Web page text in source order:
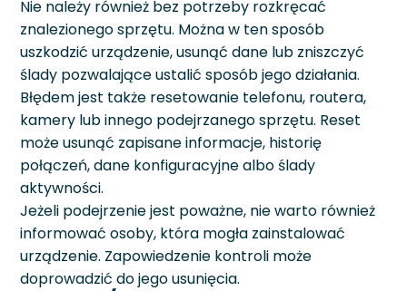
Nie należy również bez potrzeby rozkręcać
znalezionego sprzętu. Można w ten sposób
uszkodzić urządzenie, usunąć dane lub zniszczyć
ślady pozwalające ustalić sposób jego działania.
Błędem jest także resetowanie telefonu, routera,
kamery lub innego podejrzanego sprzętu. Reset
może usunąć zapisane informacje, historię
połączeń, dane konfiguracyjne albo ślady
aktywności.
Jeżeli podejrzenie jest poważne, nie warto również
informować osoby, która mogła zainstalować
urządzenie. Zapowiedzenie kontroli może
doprowadzić do jego usunięcia.